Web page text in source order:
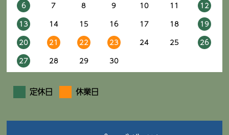
6
7 8 9 10 11
12
13
14 15 16 17 18
19
20
21 22 23 24 25
26
27
28 29 30
定休日 休業日